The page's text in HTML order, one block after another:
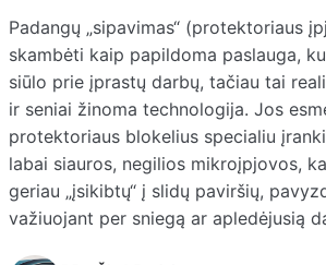
Padangų „sipavimas“ (protektoriaus
skambėti kaip papildoma paslauga,
siūlo prie įprastų darbų, tačiau tai
ir seniai žinoma technologija. Jos
protektoriaus blokelius specialiu
labai siauros, negilios mikroįpjovos,
geriau „įsikibtų“ į slidų paviršių,
važiuojant per sniegą ar apledėjusią